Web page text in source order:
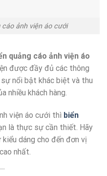
ảnh viện áo cưới
quảng cáo ảnh viện áo
được đầy đủ các thông
nổi bật khác biệt và thu
nhiều khách hàng.
viện áo cưới thì biển
là thực sự cần thiết. Hãy
dáng cho đến đơn vị
nhất.